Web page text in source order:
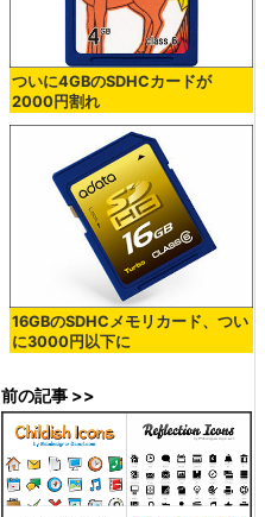
ついに4GBのSDHCカードが
2000円割れ
16GBのSDHCメモリカード、つい
に3000円以下に
前の記事 >>